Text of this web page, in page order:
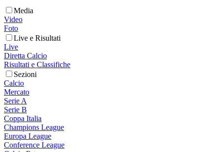
Media
Video
Foto
Live e Risultati
Live
Diretta Calcio
Risultati e Classifiche
Sezioni
Calcio
Mercato
Serie A
Serie B
Coppa Italia
Champions League
Europa League
Conference League